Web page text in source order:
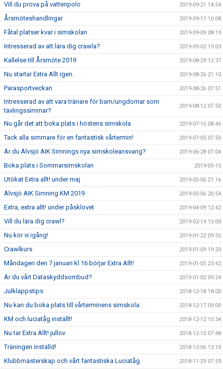
Vill du prova på vattenpolo 2019-09-21 14:54
Årsmöteshandlingar 2019-09-17 10:08
Fåtal platser kvar i simskolan 2019-09-09 08:19
Intresserad av att lära dig crawla? 2019-09-02 19:03
Kallelse till Årsmöte 2019 2019-08-29 12:37
Nu startar Extra Allt igen. 2019-08-26 21:10
Parasportveckan 2019-08-26 07:51
Intresserad av att vara tränare för barn/ungdomar som
tävlingssimmar?
2019-08-12 07:50
Nu går det att boka plats i höstens simskola 2019-07-10 08:46
Tack alla simmare för en fantastisk vårtermin! 2019-07-05 07:50
Är du Älvsjö AIK Simnings nya simskoleansvarig? 2019-06-28 07:04
Boka plats i Sommarsimskolan 2019-05-15
Utökat Extra allt! under maj 2019-05-06 21:16
Älvsjö AIK Simning KM 2019 2019-05-06 20:54
Extra, extra allt! under påsklovet 2019-04-09 12:42
Vill du lära dig crawl? 2019-02-14 15:00
Nu kör vi igång! 2019-01-22 09:55
Crawlkurs 2019-01-09 19:33
Måndagen den 7 januari kl 16 börjar Extra Allt! 2019-01-05 23:42
Är du vårt Dataskyddsombud? 2019-01-02 09:24
Julklappstips 2018-12-18 18:00
Nu kan du boka plats till vårterminens simskola. 2018-12-17 09:00
KM och luciatåg inställt! 2018-12-12 15:34
Nu tar Extra Allt! jullov 2018-12-10 07:48
Träningen inställd! 2018-12-06 13:10
Klubbmästerskap och vårt fantastiska Luciatåg 2018-11-29 07:59